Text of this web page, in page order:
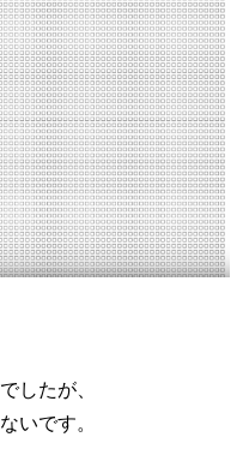
したが、
いです。